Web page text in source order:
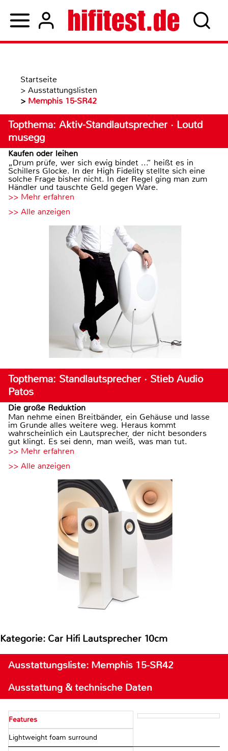
Startseite
> Ausstattungslisten
> Memphis 15-SR42
Topthema: Aktiv-Standlautsprecher · Loutd
musegg
Kaufen oder leihen
„Drum prüfe, wer sich ewig bindet ...“ heißt es in
Schillers Glocke. In der High Fidelity stellte sich eine
solche Frage bisher nicht. In der Regel ging man zum
Händler und tauschte Geld gegen Ware.
>> Mehr erfahren
>> Alle anzeigen
Topthema: Standlautsprecher · Stieb Audio
Patos
Die große Reduktion
Man nehme einen Breitbänder, ein Gehäuse und lasse
im Grunde alles weitere weg. Heraus kommt
wahrscheinlich ein Lautsprecher, der nicht besonders
gut klingt. Es sei denn, man weiß, was man tut.
>> Mehr erfahren
>> Alle anzeigen
Kategorie: Car Hifi Lautsprecher 10cm
Ausstattungsliste: Memphis 15-SR42
Ausstattung & technische Daten
Features
Lightweight foam surround